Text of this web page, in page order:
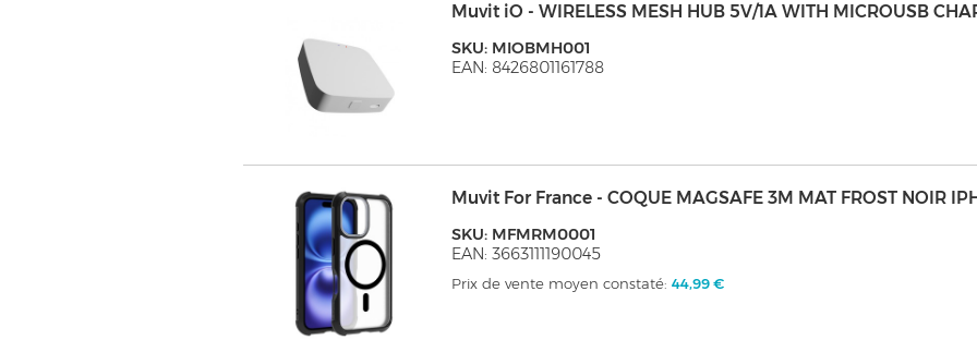
Muvit iO - WIRELESS MESH HUB 5V/1A WITH MICROUSB
SKU: MIOBMH001
EAN: 8426801161788
Muvit For France - COQUE MAGSAFE 3M MAT FROST NOIR
SKU: MFMRM0001
EAN: 3663111190045
Prix de vente moyen constaté:44,99 €